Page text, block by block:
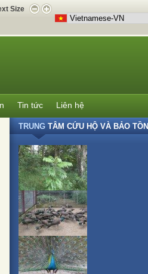
Size
Tin tức Liên hệ
TRUNGTÂM CỨU HỘ VÀ BẢO TỒN